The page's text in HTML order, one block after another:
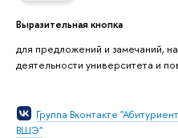
Выразительная кнопка
для предложений и замечаний,
деятельности университета и
Группа Вконтакте
ВШЭ"